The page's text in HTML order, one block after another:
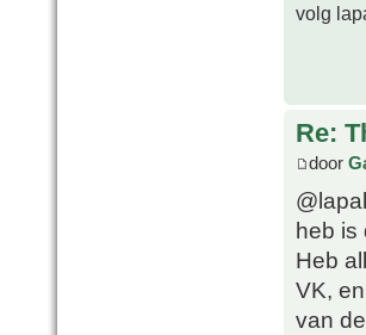
volg
Re:
door
heb is
Heb
VK,
van